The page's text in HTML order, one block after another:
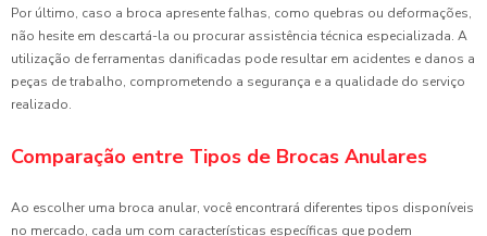
Por último, caso a broca apresente falhas, como quebras ou deformações,
não hesite em descartá-la ou procurar assistência técnica especializada. A
utilização de ferramentas danificadas pode resultar em acidentes e danos a
peças de trabalho, comprometendo a segurança e a qualidade do serviço
realizado.
Comparação entre Tipos de Brocas Anulares
Ao escolher uma broca anular, você encontrará diferentes tipos disponíveis
no mercado, cada um com características específicas que podem